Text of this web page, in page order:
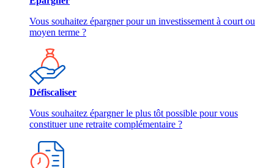
Vous souhaitez épargner pour un investissement à court ou
moyen terme ?
Défiscaliser
Vous souhaitez épargner le plus tôt possible pour vous
constituer une retraite complémentaire ?